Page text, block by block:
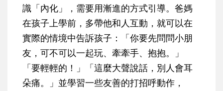
識「內化」，需要用漸進的方式引導。爸媽
在孩子上學前，多帶他和人互動，就可以在
實際的情境中告訴孩子：「你要先問問小朋
友，可不可以一起玩、牽牽手、抱抱。」
「要輕輕的！」「這麼大聲說話，別人會耳
朵痛。」並學習一些友善的打招呼動作，